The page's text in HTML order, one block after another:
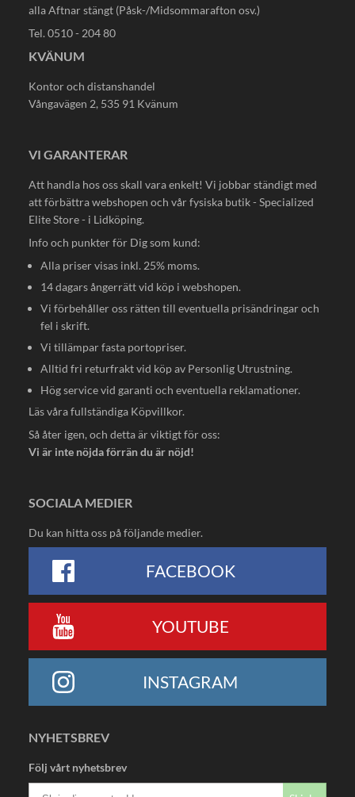
alla Aftnar stängt (Påsk-/Midsommarafton osv.)
Tel. 0510 - 204 80
KVÄNUM
Kontor och distanshandel
Vångavägen 2, 535 91 Kvänum
VI GARANTERAR
Att handla hos oss skall vara enkelt! Vi jobbar ständigt med
att förbättra webshopen och vår fysiska butik - Specialized
Elite Store - i Lidköping.
Info och punkter för Dig som kund:
Alla priser visas inkl. 25% moms.
14 dagars ångerrätt vid köp i webshopen.
Vi förbehåller oss rätten till eventuella prisändringar och
fel i skrift.
Vi tillämpar fasta portopriser.
Alltid fri returfrakt vid köp av Personlig Utrustning.
Hög service vid garanti och eventuella reklamationer.
Läs våra fullständiga Köpvillkor.
Så åter igen, och detta är viktigt för oss:
Vi är inte nöjda förrän du är nöjd!
SOCIALA MEDIER
Du kan hitta oss på följande medier.
FACEBOOK
YOUTUBE
INSTAGRAM
NYHETSBREV
Följ vårt nyhetsbrev